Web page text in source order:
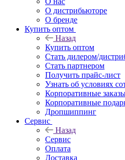
О дистрибьюторе
О бренде
Купить оптом
Назад
Купить оптом
Стать дилером/
Стать партнером
Получить прайс-лист
Узнать об условиях
Корпоративные
Корпоративные
Дропшиппинг
Сервис
Назад
Сервис
Оплата
Доставка